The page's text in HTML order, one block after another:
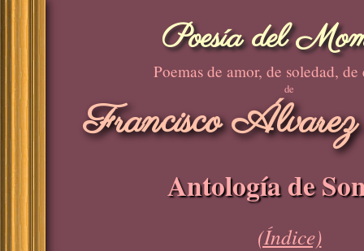
Poesía del
Poemas de amor, de soledad, de
de
Francisco
Antología de
(Índice)